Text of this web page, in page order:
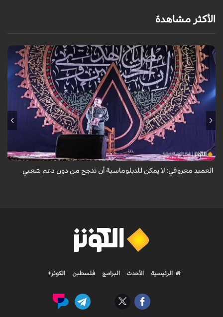
الأكثر مشاهدة
أكد مساعد الشؤون الثقافية والاجتماعية والإعلامية في حرس الثورة الإسلامية،
العميد حسين معروفي، أن الدبلوماسية لا يمكن أن تنجح من دون دعم شعبي،
مشيراً إ...
العميد معروفي: لا يمكن للدبلوماسية أن تنجح من دون دعم شعبي
الرئيسية الأحدث البرامج فلسطين الكوثر+